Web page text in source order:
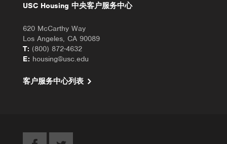
理
USC Housing 中央客户服务中心
620 McCarthy Way
Los Angeles, CA 90089
T: (800) 872-4632
E: housing@usc.edu
客户服务中心列表